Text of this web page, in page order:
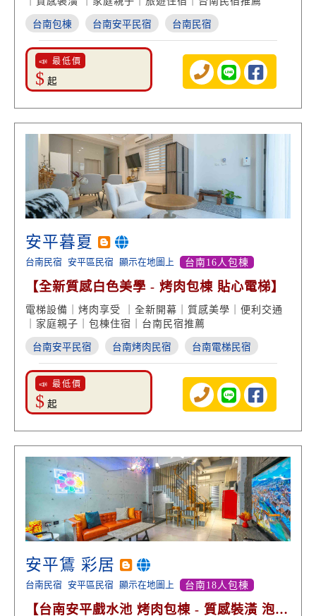
台南包棟 台南安平民宿 台南民宿
📣 最低價
$ 起
安平暮夏
台南民宿 安平區民宿 顯示在地圖上 台南16人包棟
【全新質感白色美學 - 烤肉包棟 貼心電梯】
電梯設備｜烤肉享受 ｜全新開幕｜質感美學｜便利交通
｜家庭親子｜包棟住宿｜台南民宿推薦
台南安平民宿 台南烤肉民宿 台南電梯民宿
📣 最低價
$ 起
安平鵀 彩居
台南民宿 安平區民宿 顯示在地圖上 台南18人包棟
【台南安平戲水池 烤肉包棟 - 質感裝潢 泡澡